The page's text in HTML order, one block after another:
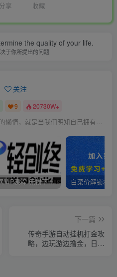
分享 收藏
the quality of your life.
于你所提出的问题
关注
9 20730W+
我们人生中最大的懒惰，就是当我们明知自己拥有作出选择的能力，却不去主动改变而是放任它的生活态度
全网VIP课程 无损下载~
下一篇
传奇手游自动挂机打金攻
略，边玩游边撸金，日产